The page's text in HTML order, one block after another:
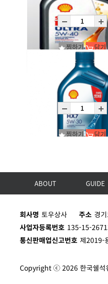
Helix Ultra SQ 0W-40/
Helix Ultra 5W-40 (SP)/
찜하기 담기
Helix HX7 SP 5W-30/C12X1L
C12X1L
찜하기 담기
ABOUT GUIDE
회사명 토우상사 주소 경
사업자등록번호 135-15-
통신판매업신고번호 제2019-
Copyright ⓒ 2026 한국쉘석